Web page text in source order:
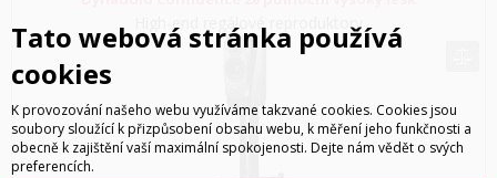
High-end regálové reproduktory
Tato webová stránka používá
cookies
K provozování našeho webu využíváme takzvané cookies. Cookies jsou
soubory sloužící k přizpůsobení obsahu webu, k měření jeho funkčnosti a
obecně k zajištění vaší maximální spokojenosti. Dejte nám vědět o svých
preferencích.